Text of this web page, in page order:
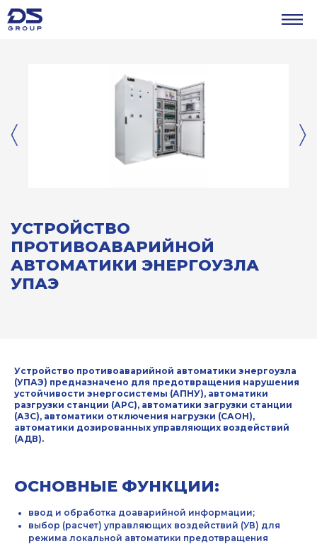
ОБРАТНАЯ СВЯЗЬ
Защита от автоматических
сообщений
УСТРОЙСТВО
ПРОТИВОАВАРИЙНОЙ
АВТОМАТИКИ ЭНЕРГОУЗЛА
УПАЭ
Устройство противоаварийной автоматики энергоузла
(УПАЭ) предназначено для предотвращения нарушения
устойчивости энергосистемы (АПНУ), автоматики
разгрузки станции (АРС), автоматики загрузки станции
(АЗС), автоматики отключения нагрузки (САОН),
автоматики дозированных управляющих воздействий
(АДВ).
ОСНОВНЫЕ ФУНКЦИИ:
ввод и обработка доаварийной информации;
выбор (расчет) управляющих воздействий (УВ) для
режима локальной автоматики предотвращения